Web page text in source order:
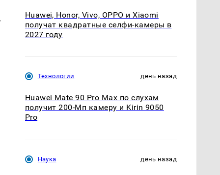
Huawei, Honor, Vivo, OPPO и Xiaomi
получат квадратные селфи-камеры в
2027 году
Технологии день назад
Huawei Mate 90 Pro Max по слухам
получит 200-Мп камеру и Kirin 9050
Pro
Наука день назад